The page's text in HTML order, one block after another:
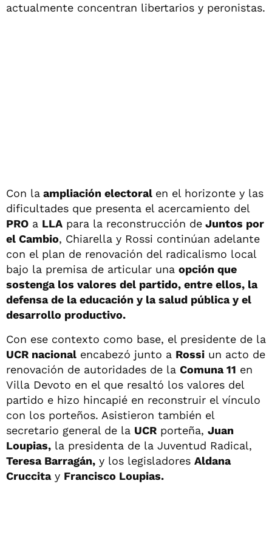
actualmente concentran libertarios y peronistas.
Con la ampliación electoral en el horizonte y las
dificultades que presenta el acercamiento del
PRO a LLA para la reconstrucción de Juntos por
el Cambio, Chiarella y Rossi continúan adelante
con el plan de renovación del radicalismo local
bajo la premisa de articular una opción que
sostenga los valores del partido, entre ellos, la
defensa de la educación y la salud pública y el
desarrollo productivo.
Con ese contexto como base, el presidente de la
UCR nacional encabezó junto a Rossi un acto de
renovación de autoridades de la Comuna 11 en
Villa Devoto en el que resaltó los valores del
partido e hizo hincapié en reconstruir el vínculo
con los porteños. Asistieron también el
secretario general de la UCR porteña, Juan
Loupias, la presidenta de la Juventud Radical,
Teresa Barragán, y los legisladores Aldana
Cruccitay Francisco Loupias.